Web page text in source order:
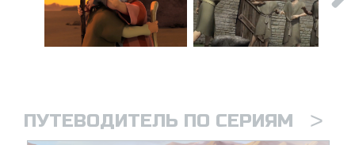
ПУТЕВОДИТЕЛЬ ПО СЕРИЯМ >